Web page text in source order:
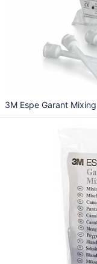
3M Espe Garant